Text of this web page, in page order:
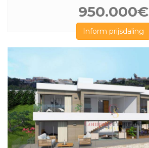
950.000€
Inform prijsdaling